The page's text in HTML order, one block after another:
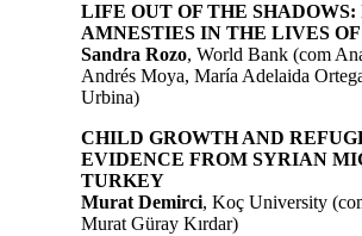
LIFE OUT OF THE SHADOWS:
AMNESTIES IN THE LIVES
Sandra Rozo, World Bank (com
Andrés Moya, María Adelaida
Urbina)
CHILD GROWTH AND
EVIDENCE FROM SYRIAN
TURKEY
Murat Demirci, Koç University
Murat Güray Kırdar)